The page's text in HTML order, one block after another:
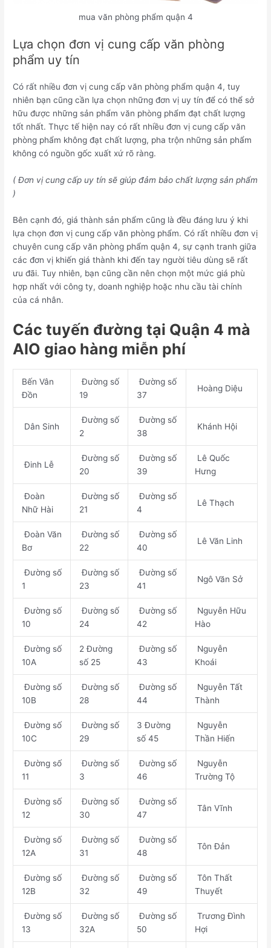
mua văn phòng phẩm quận 4
Lựa chọn đơn vị cung cấp văn phòng
phẩm uy tín
Có rất nhiều đơn vị cung cấp văn phòng phẩm quận 4, tuy
nhiên bạn cũng cần lựa chọn những đơn vị uy tín để có thể sở
hữu được những sản phẩm văn phòng phẩm đạt chất lượng
tốt nhất. Thực tế hiện nay có rất nhiều đơn vị cung cấp văn
phòng phẩm không đạt chất lượng, pha trộn những sản phẩm
không có nguồn gốc xuất xứ rõ ràng.
( Đơn vị cung cấp uy tín sẽ giúp đảm bảo chất lượng sản phẩm
)
Bên cạnh đó, giá thành sản phẩm cũng là đều đáng lưu ý khi
lựa chọn đơn vị cung cấp văn phòng phẩm. Có rất nhiều đơn vị
chuyên cung cấp văn phòng phẩm quận 4, sự cạnh tranh giữa
các đơn vị khiến giá thành khi đến tay người tiêu dùng sẽ rất
ưu đãi. Tuy nhiên, bạn cũng cần nên chọn một mức giá phù
hợp nhất với công ty, doanh nghiệp hoặc nhu cầu tài chính
của cá nhân.
Các tuyến đường tại Quận 4 mà
AIO giao hàng miễn phí
Bến Vân
Đồn
Đường số
19
Đường số
37
Hoàng Diệu
Dân Sinh
Đường số
2
Đường số
38
Khánh Hội
Đinh Lễ
Đường số
20
Đường số
39
Lê Quốc
Hưng
Đoàn
Nhữ Hài
Đường số
21
Đường số
4
Lê Thạch
Đoàn Văn
Bơ
Đường số
22
Đường số
40
Lê Văn Linh
Đường số
1
Đường số
23
Đường số
41
Ngô Văn Sở
Đường số
10
Đường số
24
Đường số
42
Nguyễn Hữu
Hào
Đường số
10A
2 Đường
số 25
Đường số
43
Nguyễn
Khoái
Đường số
10B
Đường số
28
Đường số
44
Nguyễn Tất
Thành
Đường số
10C
Đường số
29
3 Đường
số 45
Nguyễn
Thần Hiến
Đường số
11
Đường số
3
Đường số
46
Nguyễn
Trường Tộ
Đường số
12
Đường số
30
Đường số
47
Tân Vĩnh
Đường số
12A
Đường số
31
Đường số
48
Tôn Đản
Đường số
12B
Đường số
32
Đường số
49
Tôn Thất
Thuyết
Đường số
13
Đường số
32A
Đường số
50
Trương Đình
Hợi